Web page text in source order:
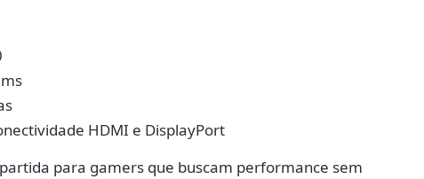
HDMI e DisplayPort
para gamers que buscam performance sem